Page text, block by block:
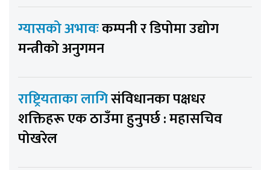
ग्यासको अभावःकम्पनी र डिपोमा उद्योग
मन्त्रीको अनुगमन
राष्ट्रियताका लागिसंविधानका पक्षधर
शक्तिहरू एक ठाउँमा हुनुपर्छ : महासचिव
पोखरेल